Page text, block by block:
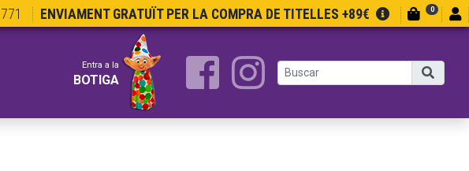
ENVIAMENT GRATUÏT PER LA COMPRA DE TITELLES +89€ 0
Entra a la
BOTIGA